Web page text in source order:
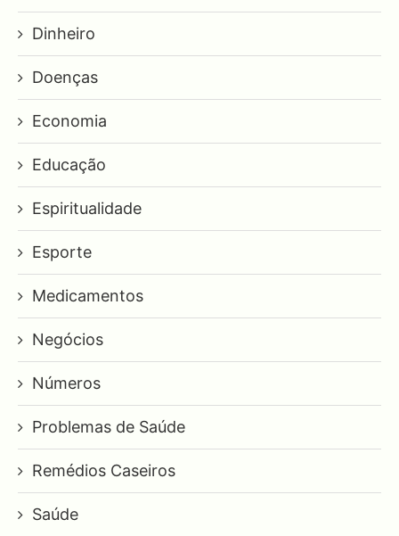
Dinheiro
Doenças
Economia
Educação
Espiritualidade
Esporte
Medicamentos
Negócios
Números
Problemas de Saúde
Remédios Caseiros
Saúde